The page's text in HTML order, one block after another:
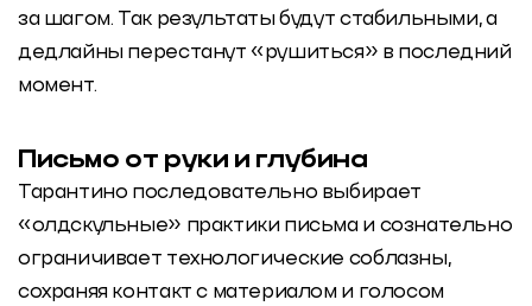
за шагом. Так результаты будут стабильными, а
дедлайны перестанут «рушиться» в последний
момент.
Письмо от руки и глубина
Тарантино последовательно выбирает
«олдскульные» практики письма и сознательно
ограничивает технологические соблазны,
сохраняя контакт с материалом и голосом